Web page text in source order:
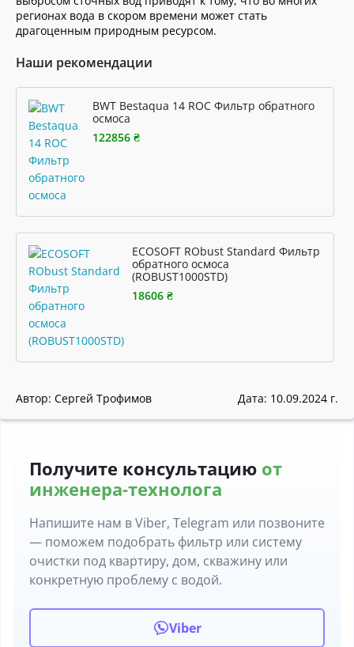
регионах вода в скором времени может стать
драгоценным природным ресурсом.
Наши рекомендации
BWT Bestaqua 14 ROC Фильтр обратного
осмоса
122856 ₴
ECOSOFT RObust Standard Фильтр
обратного осмоса
(ROBUST1000STD)
18606 ₴
Автор: Сергей Трофимов Дата: 10.09.2024 г.
Получите консультацию от
инженера-технолога
Напишите нам в Viber, Telegram или позвоните
— поможем подобрать фильтр или систему
очистки под квартиру, дом, скважину или
конкретную проблему с водой.
Viber